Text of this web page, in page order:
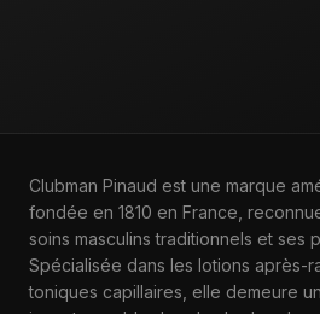
MARQUE
Clubman Pinaud est une marque
fondée en 1810 en France,
soins masculins traditionnels et ses
Spécialisée dans les lotions après-
toniques capillaires, elle demeure